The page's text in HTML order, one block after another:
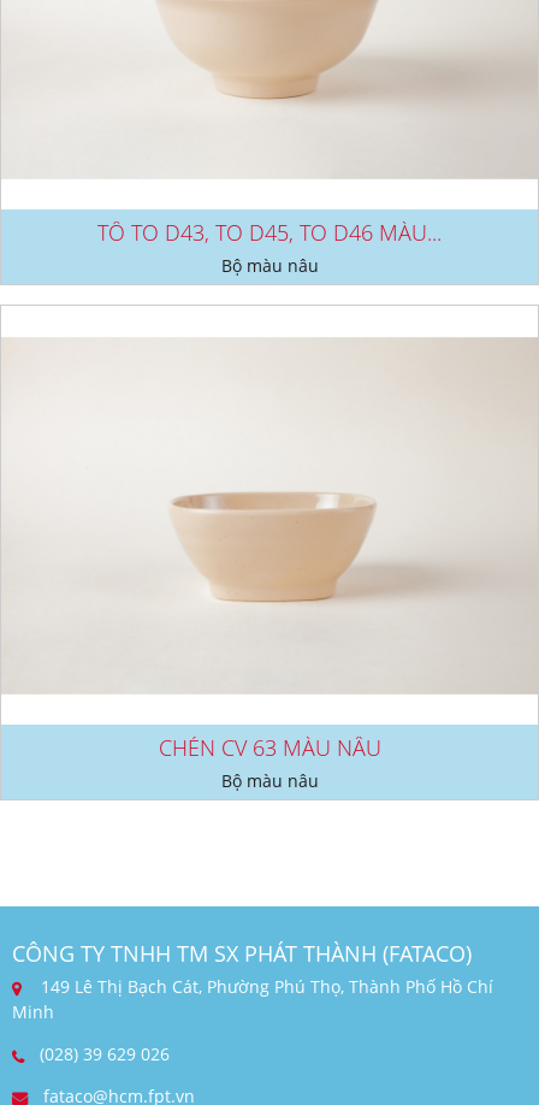
TÔ TO D43, TO D45, TO D46 MÀU...
Bộ màu nâu
CHÉN CV 63 MÀU NÂU
Bộ màu nâu
CÔNG TY TNHH TM SX PHÁT THÀNH (FATACO)
149 Lê Thị Bạch Cát, Phường Phú Thọ, Thành Phố Hồ Chí
Minh
(028) 39 629 026
fataco@hcm.fpt.vn